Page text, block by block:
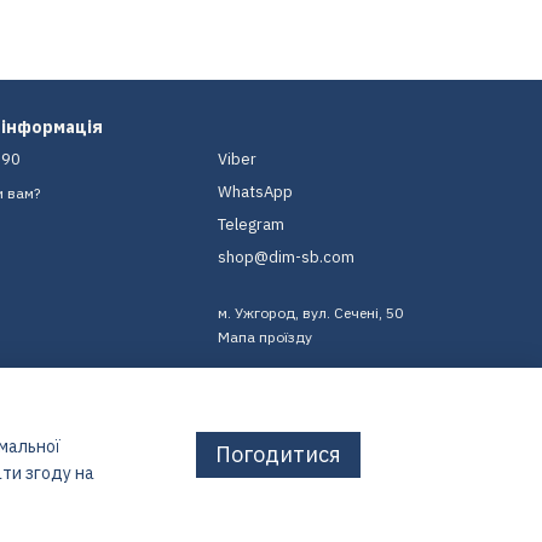
вам?
Viber
WhatsApp
Telegram
shop@dim-sb.com
м. Ужгород, вул. Сечені, 50
Мапа проїзду
згоду на
Погодитися